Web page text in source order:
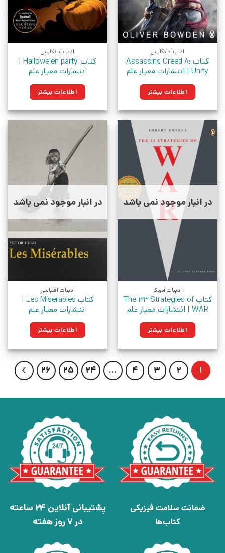
ادبیات انگلیس
کتاب Assassins Creed 8:
Unity | انتشارات معیار علم
اطلاعات بیشتر
ادبیات انگلیس
کتاب Hallowe’en party |
انتشارات معیار علم
اطلاعات بیشتر
در انبار موجود نمی باشد
ادبیات آمریکا
کتاب The 33 Strategies of
WAR | انتشارات معیار علم
اطلاعات بیشتر
در انبار موجود نمی باشد
ادبیات اقتباسی
کتاب Les Miserables |
انتشارات معیار علم
اطلاعات بیشتر
1
2
3
4
…
24
25
26
ضمانت سلامت فیزیکی
کتاب‌ها
پشتیبانی آنلاین 24 ساعته
در 7 روز هفته